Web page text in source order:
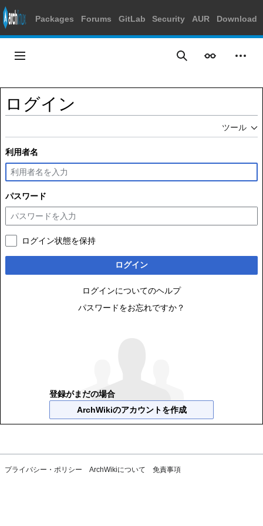
Packages Forums GitLab Security AUR Download
ス
プ
メインメニュー 検索 表示 個人
ログイン
ツール
利用者名
パスワード
ログイン状態を保持
ログイン
ログインについてのヘルプ
パスワードをお忘れですか？
登録がまだの場合
ArchWikiのアカウントを作成
プライバシー・ポリシー ArchWikiについて 免責事項